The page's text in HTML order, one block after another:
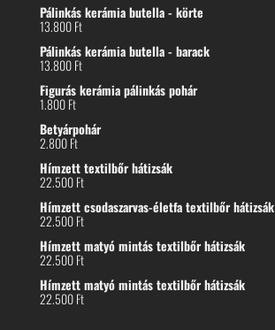
Pálinkás kerámia butella - körte
13.800Ft
Pálinkás kerámia butella - barack
13.800Ft
Figurás kerámia pálinkás pohár
1.800Ft
Betyárpohár
2.800Ft
Hímzett textilbőr hátizsák
22.500Ft
Hímzett csodaszarvas-életfa textilbőr hátizsák
22.500Ft
Hímzett matyó mintás textilbőr hátizsák
22.500Ft
Hímzett matyó mintás textilbőr hátizsák
22.500Ft